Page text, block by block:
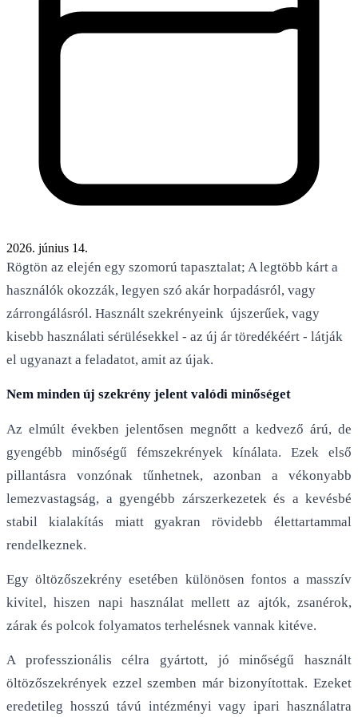
2026. június 14.
Rögtön az elején egy szomorú tapasztalat; A legtöbb kárt a
használók okozzák, legyen szó akár horpadásról, vagy
zárrongálásról. Használt szekrényeink újszerűek, vagy
kisebb használati sérülésekkel - az új ár töredékéért - látják
el ugyanazt a feladatot, amit az újak.
Nem minden új szekrény jelent valódi minőséget
Az elmúlt években jelentősen megnőtt a kedvező árú, de
gyengébb minőségű fémszekrények kínálata. Ezek első
pillantásra vonzónak tűnhetnek, azonban a vékonyabb
lemezvastagság, a gyengébb zárszerkezetek és a kevésbé
stabil kialakítás miatt gyakran rövidebb élettartammal
rendelkeznek.
Egy öltözőszekrény esetében különösen fontos a masszív
kivitel, hiszen napi használat mellett az ajtók, zsanérok,
zárak és polcok folyamatos terhelésnek vannak kitéve.
A professzionális célra gyártott, jó minőségű használt
öltözőszekrények ezzel szemben már bizonyítottak. Ezeket
eredetileg hosszú távú intézményi vagy ipari használatra